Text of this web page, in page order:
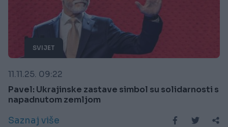
SVIJET
11.11.25. 09:22
Pavel: Ukrajinske zastave simbol su solidarnosti s
napadnutom zemljom
Saznaj više